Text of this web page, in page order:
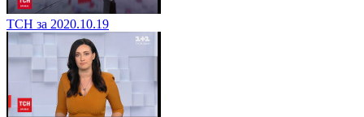
ТСН за 2020.10.19